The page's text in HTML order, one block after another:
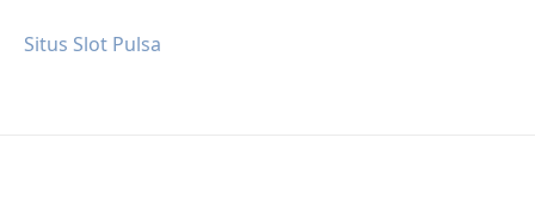
Situs Slot Pulsa